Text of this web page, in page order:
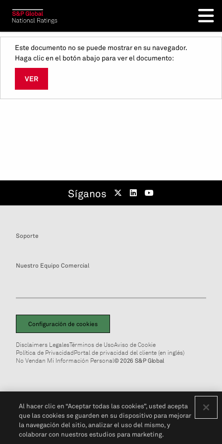
Este documento no se puede mostrar en su navegador.
Haga clic en el botón abajo para ver el documento:
VER
Síganos
Soporte
Nuestro Equipo Comercial
Configuración de cookies
Disclaimers LegalesTérminos de UsoAviso de Cookie
Política de PrivacidadPortal de privacidad del cliente (en inglés)
No Vendan Mi Información Personal© 2026 S&P Global
Al hacer clic en “Aceptar todas las cookies”, usted acepta
que las cookies se guarden en su dispositivo para mejorar
la navegación del sitio, analizar el uso del mismo, y
colaborar con nuestros estudios para marketing.